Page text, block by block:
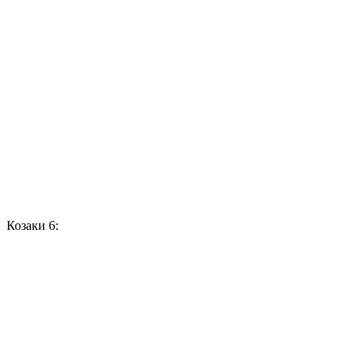
Козаки 6: